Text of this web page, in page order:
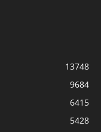
13748
9684
6415
5428